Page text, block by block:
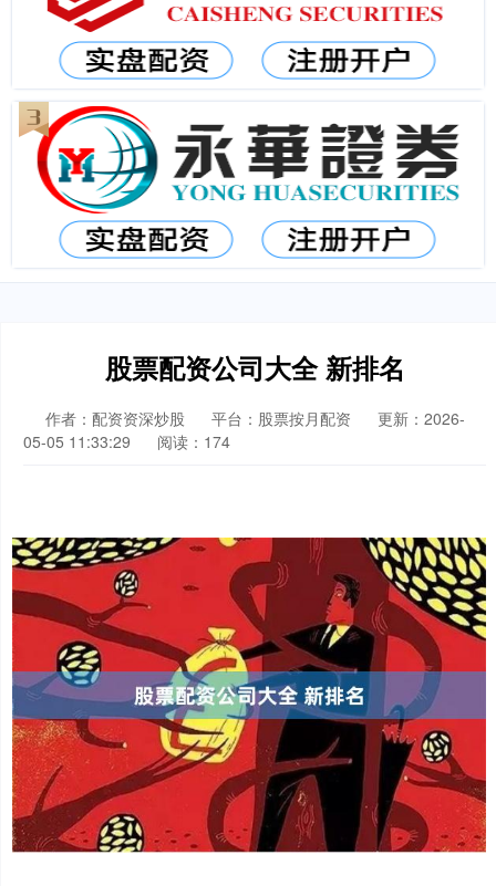
股票配资公司大全 新排名
作者：配资资深炒股 平台：股票按月配资
更新：2026-
05-05 11:33:29
阅读：174